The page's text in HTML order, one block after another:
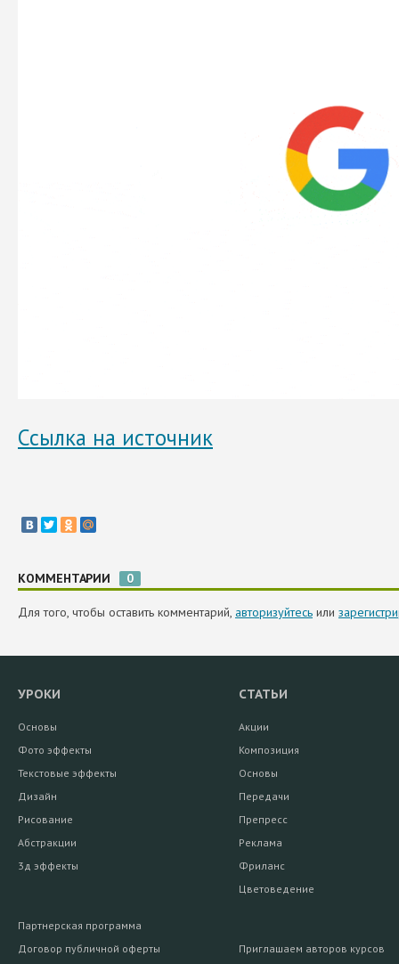
Ссылка на источник
КОММЕНТАРИИ 0
Для того, чтобы оставить комментарий, авторизуйтесь или
УРОКИ
Основы
Фото эффекты
Текстовые эффекты
Дизайн
Рисование
Абстракции
3д эффекты
СТАТЬИ
Акции
Композиция
Основы
Передачи
Препресс
Реклама
Фриланс
Цветоведение
Партнерская программа
Договор публичной оферты
Приглашаем авторов курсов